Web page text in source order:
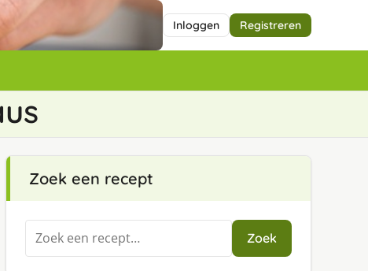
Inloggen Registreren
Zoek een recept
Zoeken
naar:
Zoek